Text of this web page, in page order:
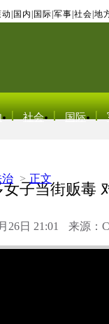
国内 国际 军事 社会 地
社会 国际
治 > 正文
子当街贩毒
26日 21:01 来源：